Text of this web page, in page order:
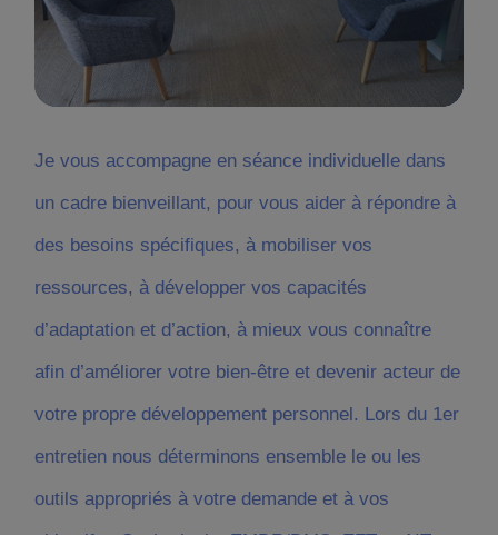
Je vous accompagne en séance individuelle dans
un cadre bienveillant, pour vous aider à répondre à
des besoins spécifiques, à mobiliser vos
ressources, à développer vos capacités
d’adaptation et d’action, à mieux vous connaître
afin d’améliorer votre bien-être et devenir acteur de
votre propre développement personnel. Lors du 1er
entretien nous déterminons ensemble le ou les
outils appropriés à votre demande et à vos